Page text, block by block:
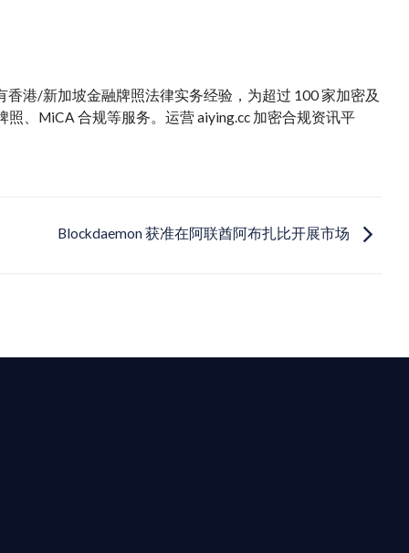
港/新加坡金融牌照法律实务经验，为超过 100 家加密及
、MiCA 合规等服务。运营 aiying.cc 加密合规资讯平
Blockdaemon 获准在阿联酋阿布扎比开展市场